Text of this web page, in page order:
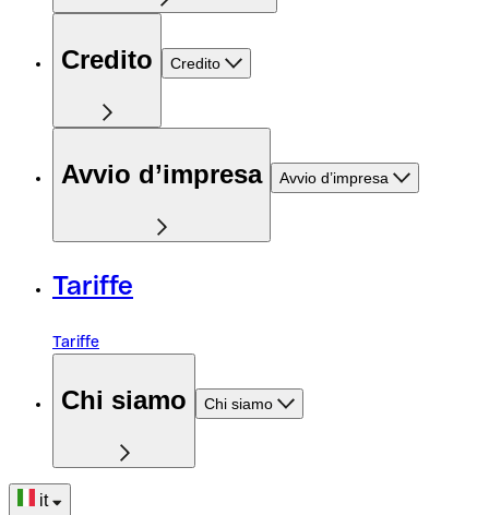
Credito Credito
Avvio d’impresa Avvio d’impresa
Tariffe
Tariffe
Chi siamo Chi siamo
it